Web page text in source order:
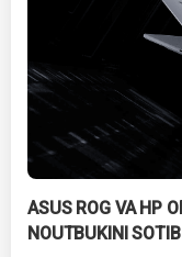
ASUS ROG VA HP
NOUTBUKINI